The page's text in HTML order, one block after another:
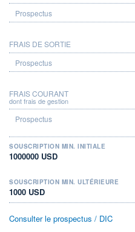
FRAIS DE SORTIE
FRAIS COURANT
dont frais de gestion
SOUSCRIPTION MIN. INITIALE
1000000 USD
SOUSCRIPTION MIN. ULTÉRIEURE
1000 USD
Consulter le prospectus / DIC